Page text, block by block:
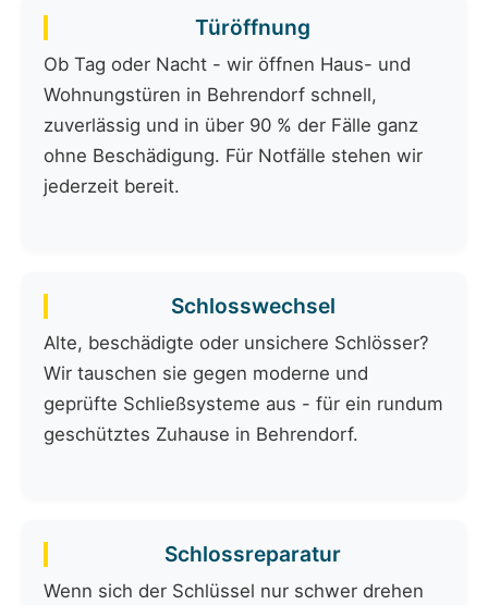
Türöffnung
Ob Tag oder Nacht - wir öffnen Haus- und
Wohnungstüren in Behrendorf schnell,
zuverlässig und in über 90 % der Fälle ganz
ohne Beschädigung. Für Notfälle stehen wir
jederzeit bereit.
Schlosswechsel
Alte, beschädigte oder unsichere Schlösser?
Wir tauschen sie gegen moderne und
geprüfte Schließsysteme aus - für ein rundum
geschütztes Zuhause in Behrendorf.
Schlossreparatur
Wenn sich der Schlüssel nur schwer drehen